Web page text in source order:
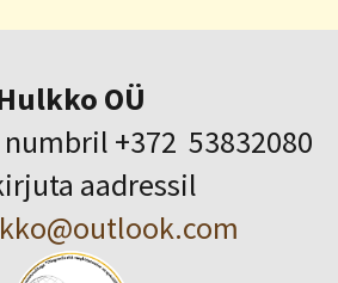
OÜ
+372 53832080
aadressil